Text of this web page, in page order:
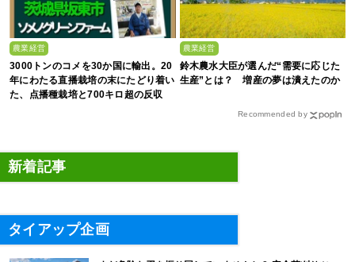
農業経営
3000トンのコメを30か国に輸出。20
年にわたる直播栽培の末にたどり着い
た、点播種栽培と700キロ超の反収
農業経営
鈴木農水大臣が選んだ“需要に応じた
生産”とは？ 増産の夢は潰えたのか
Recommended by
新着記事
タイアップ企画